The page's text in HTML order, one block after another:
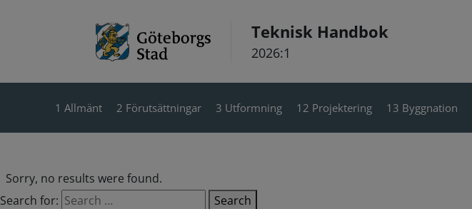
Teknisk Handbok
2026:1
1 Allmänt 2 Förutsättningar 3 Utformning 12 Projektering 13 Byggnation
Sorry, no results were found.
Search for:
Search